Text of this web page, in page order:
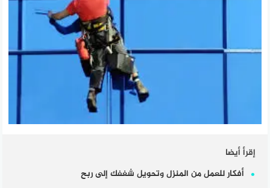
إقرأ أيضا
أفكار للعمل من المنزل وتحويل شغفك إلى ربح